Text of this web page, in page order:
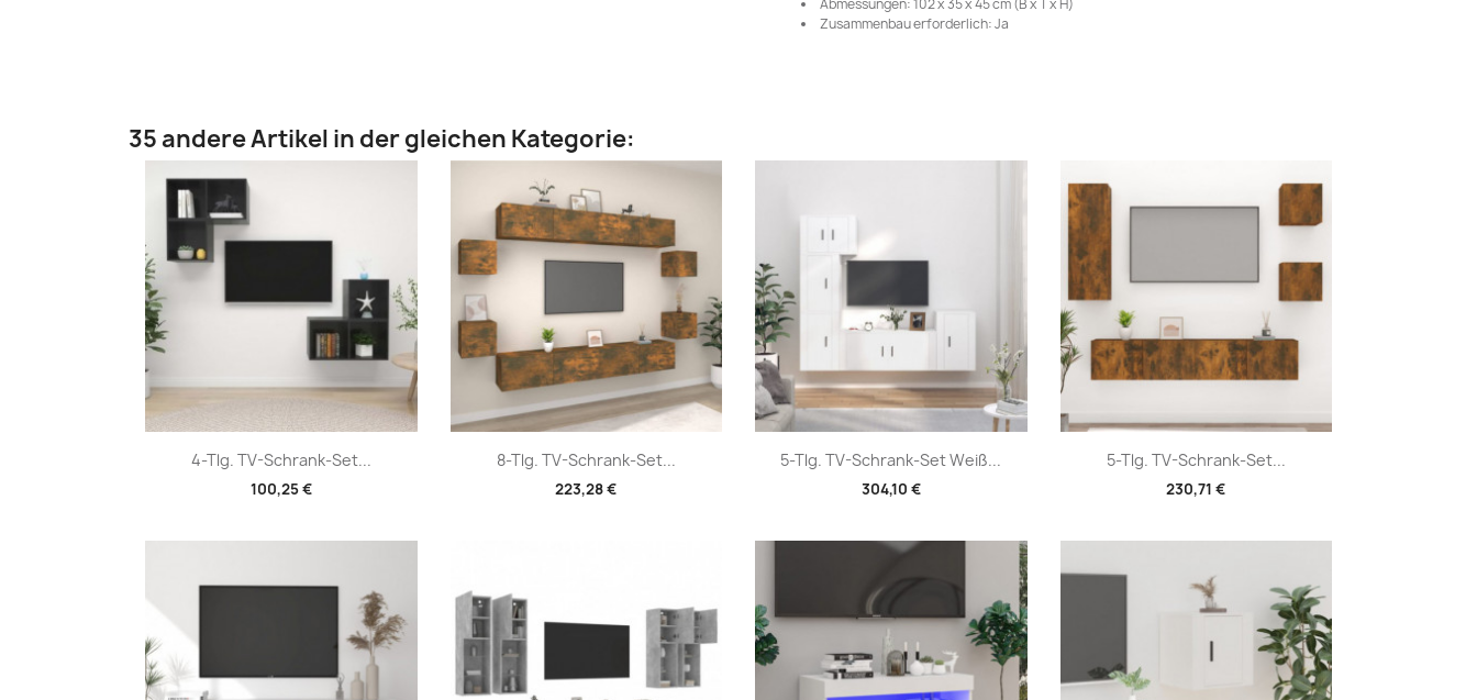
Zusammenbau erforderlich: Ja
35 andere Artikel in der gleichen Kategorie:
4-Tlg. TV-Schrank-Set...
100,25 €
Vorschau 8-Tlg. TV-Schrank-Set...
223,28 €
Vorschau 5-Tlg. TV-Schrank-Set Weiß...
304,10 €
Vorschau 5-Tlg. TV-Schrank-Set...
230,71 €
Vorschau